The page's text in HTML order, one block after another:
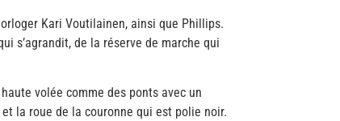
Kari Voutilainen, ainsi que Phillips.
s’agrandit, de la réserve de marche qui
volée comme des ponts avec un
la roue de la couronne qui est polie noir.